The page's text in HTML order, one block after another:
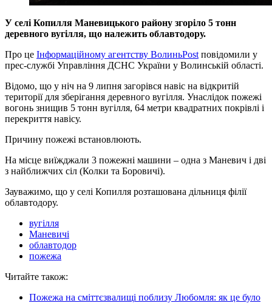
У селі Копилля Маневицького району згоріло 5 тонн
деревного вугілля, що належить облавтодору.
Про це Інформаційному агентству ВолиньPost повідомили у
прес-службі Управління ДСНС України у Волинській області.
Відомо, що у ніч на 9 липня загорівся навіс на відкритій
території для зберігання деревного вугілля. Унаслідок пожежі
вогонь знищив 5 тонн вугілля, 64 метри квадратних покрівлі і
перекриття навісу.
Причину пожежі встановлюють.
На місце виїжджали 3 пожежні машини – одна з Маневич і дві
з найближчих сіл (Колки та Боровичі).
Зауважимо, що у селі Копилля розташована дільниця філії
облавтодору.
вугілля
Маневичі
облавтодор
пожежа
Читайте також:
Пожежа на сміттєзвалищі поблизу Любомля: як це було